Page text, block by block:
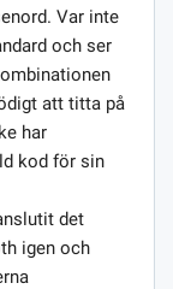
Var inte
och ser
att titta på
har
kod för sin
det
igen och